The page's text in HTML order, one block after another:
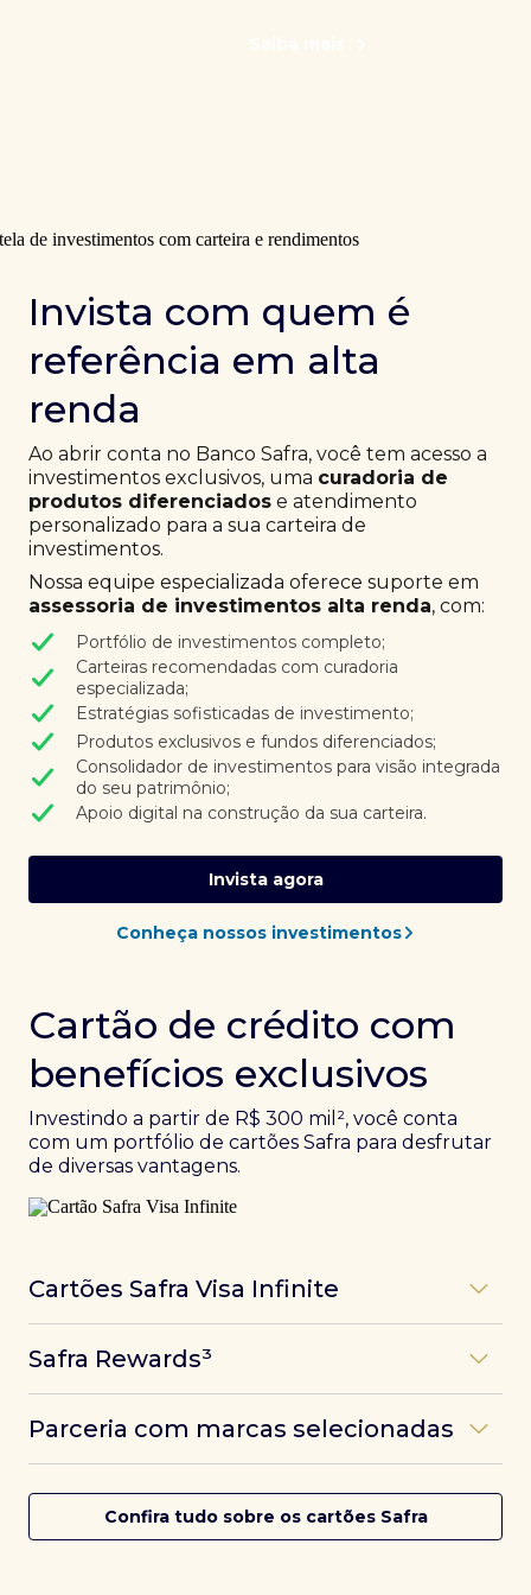
Invista com quem é
referência em alta
renda
Ao abrir conta no Banco Safra, você tem acesso a
investimentos exclusivos, uma curadoria de
produtos diferenciados e atendimento
personalizado para a sua carteira de
investimentos.
Nossa equipe especializada oferece suporte em
assessoria de investimentos alta renda, com:
Portfólio de investimentos completo;
Carteiras recomendadas com curadoria
especializada;
Estratégias sofisticadas de investimento;
Produtos exclusivos e fundos diferenciados;
Consolidador de investimentos para visão integrada
do seu patrimônio;
Apoio digital na construção da sua carteira.
Invista agora
Conheça nossos investimentos
Cartão de crédito com
benefícios exclusivos
Investindo a partir de R$ 300 mil², você conta
com um portfólio de cartões Safra para desfrutar
de diversas vantagens.
Cartões Safra Visa Infinite
experiências refinadas a benefícios únicos, como
converte seus investimentos em limite no cartão e
conta com acesso a mais de 1.400 salas VIP Dragon
Pass ao redor do mundo.
Safra Rewards³
das melhores pontuações do mercado.
Parceria com marcas selecionadas
cartões Safra.
Confira tudo sobre os cartões Safra